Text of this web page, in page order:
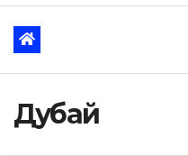
Дубай